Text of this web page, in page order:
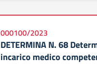
000100/2023
DETERMINA N. 68
incarico medico